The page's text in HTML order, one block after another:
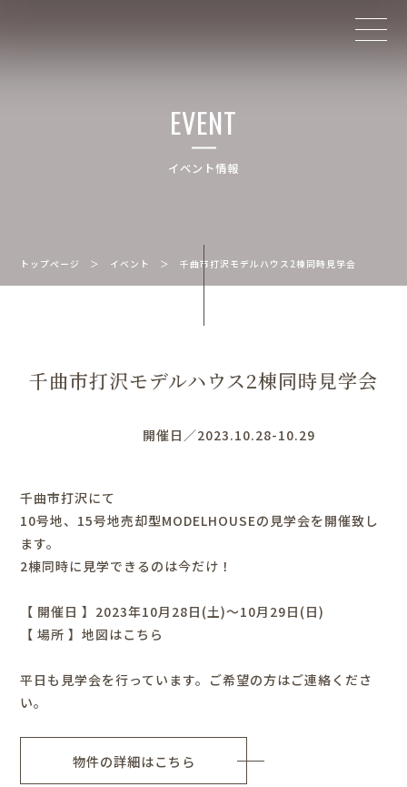
EVENT
イベント情報
トップページ ＞ イベント ＞千曲市打沢モデルハウス2棟同時見学会
千曲市打沢モデルハウス2棟同時見学会
開催日／2023.10.28-10.29
千曲市打沢にて
10号地、15号地売却型MODELHOUSEの見学会を開催致し
ます。
2棟同時に見学できるのは今だけ！
【 開催日 】2023年10月28日(土)～10月29日(日)
【 場所 】地図はこちら
平日も見学会を行っています。ご希望の方はご連絡くださ
い。
物件の詳細はこちら